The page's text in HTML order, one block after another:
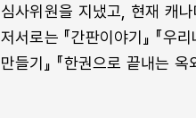
심사위원을 지냈고, 현재 캐
저서로는 『간판이야기』 『우
만들기』 『한권으로 끝내는